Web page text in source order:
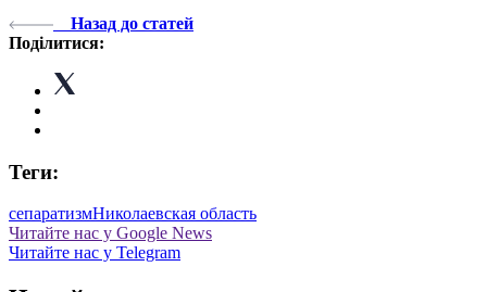
Назад до статей
Поділитися:
Теги:
сепаратизмНиколаевская область
Читайте нас у Google News
Читайте нас у Telegram